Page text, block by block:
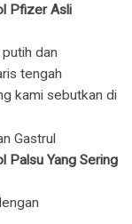
Pfizer Asli
dan
tengah
kami sebutkan di
Palsu Yang Sering